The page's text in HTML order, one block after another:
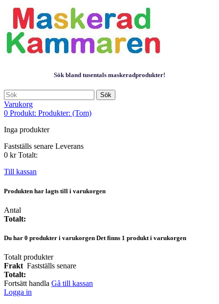
Sök bland tusentals maskeradprodukter!
Sök
Varukorg
0 Produkt: Produkter: (Tom)
Inga produkter
Fastställs senare Leverans
0 kr Totalt:
Till kassan
Produkten har lagts till i varukorgen
Antal
Totalt:
Du har 0 produkter i varukorgen Det finns 1 produkt i varukorgen
Totalt produkter
Frakt Fastställs senare
Totalt:
Fortsätt handla Gå till kassan
Logga in